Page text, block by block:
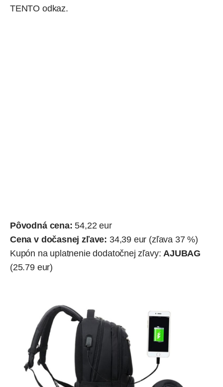
TENTO odkaz.
Pôvodná cena: 54,22 eur
Cena v dočasnej zľave: 34,39 eur (zľava 37 %)
Kupón na uplatnenie dodatočnej zľavy: AJUBAG
(25.79 eur)